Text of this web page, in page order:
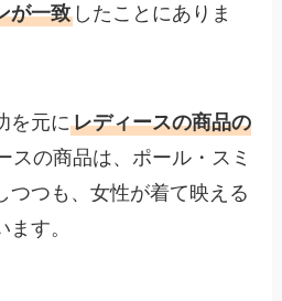
が一致 したことにありま
を元にレディースの商品の
スの商品は、ポール・スミ
つつも、女性が着て映える
す。